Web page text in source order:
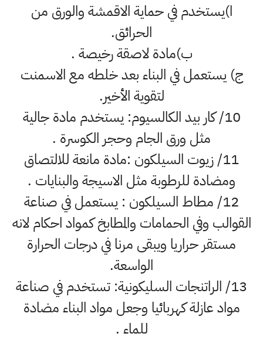
ا)يستخدم في حماية الاقمشة والورق من
الحرائق.
ب)مادة لاصقة رخيصة .
ج) يستعمل في البناء بعد خلطه مع الاسمنت
لتقوية الأخير.
10/ كار بيد الكالسيوم: يستخدم مادة جالية
مثل ورق الجام وحجر الكوسرة .
11/ زيوت السيلكون :مادة مانعة للالتصاق
ومضادة للرطوبة مثل الاسيجة والبنايات .
12/ مطاط السيلكون : يستعمل في صناعة
القوالب وفي الحمامات والمطابخ كمواد احكام لانه
مستقر حراريا ويبقى مرنا في درجات الحرارة
الواسعة.
13/ الراتنجات السليكونية: تستخدم في صناعة
مواد عازلة كهربائيا وجعل مواد البناء مضادة
للماء .